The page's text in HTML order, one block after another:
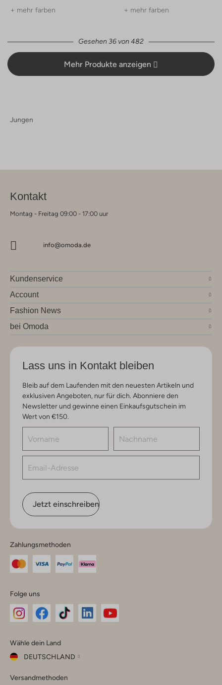
+ mehr farben + mehr farben
Gesehen 36 von 482
Mehr Produkte anzeigen
Jungen
Kontakt
Montag - Freitag 09:00 - 17:00 uur
info@omoda.de
Kundenservice
Account
Fashion News
bei Omoda
Lass uns in Kontakt bleiben
Bleib auf dem Laufenden mit den neuesten Artikeln und
exklusiven Angeboten, nur für dich. Abonniere den
Newsletter und gewinne einen Einkaufsgutschein im
Wert von €150.
Jetzt einschreiben
Zahlungsmethoden
Folge uns
Instagram
Facebook
TikTok
Wähle dein Land
DEUTSCHLAND
dein
Versandmethoden